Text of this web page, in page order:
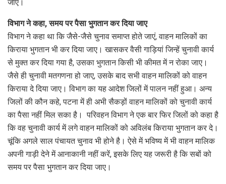
जाएं।
विभाग ने कहा, समय पर पैसा भुगतान कर दिया जाए
विभाग ने कहा था कि जैसे-जैसे चुनाव समाप्त होते जाएं, वाहन मालिकों का
किराया भुगतान भी कर दिया जाए। खासकर वैसी गाड़ियां जिन्हें चुनावी कार्य
से मुक्त कर दिया गया है, उसका भुगतान किसी भी कीमत में न रोका जाए।
जैसे ही चुनावी मतगणना हो जाए, उसके बाद सभी वाहन मालिकों को वाहन
किराया दे दिया जाए। विभाग का यह आदेश जिलों में पालन नहीं हुआ। अन्य
जिलों की कौन कहे, पटना में ही अभी सैकड़ों वाहन मालिकों को चुनावी कार्य
का पैसा नहीं मिल सका है। परिवहन विभाग ने एक बार फिर जिलों को कहा है
कि वह चुनावी कार्य में लगे वाहन मालिकों को अविलंब किराया भुगतान कर दे।
चूंकि अगले साल पंचायत चुनाव भी होने है। ऐसे में भविष्य में भी वाहन मालिक
अपनी गाड़ी देने में आनाकानी नहीं करें, इसके लिए यह जरूरी है कि सबों को
समय पर पैसा भुगतान कर दिया जाए।